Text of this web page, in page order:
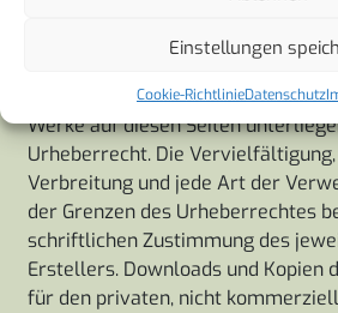
Einstellungen
Cookie-RichtlinieDatenschutz
Urheberrecht
Die durch die Seitenbetreiber
Werke auf diesen Seiten
Urheberrecht. Die
Verbreitung und jede Art der
der Grenzen des Urheberrechtes
schriftlichen Zustimmung des
Erstellers. Downloads und Kopien
für den privaten, nicht